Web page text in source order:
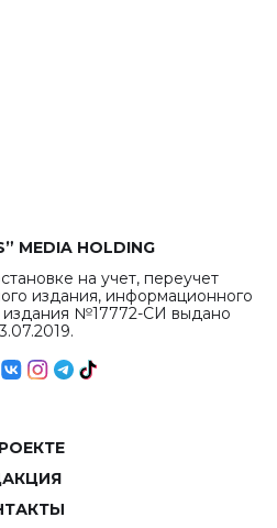
MEDIA HOLDING
на учет, переучет
издания, информационного
издания №17772-СИ выдано